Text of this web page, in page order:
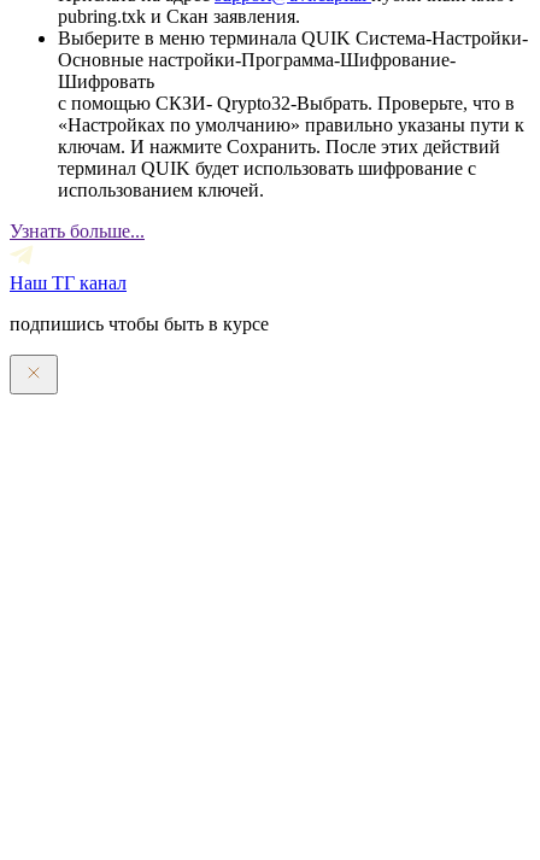
pubring.txk и Скан заявления.
Выберите в меню терминала QUIK Система-Настройки-
Основные настройки-Программа-Шифрование-
Шифровать
с помощью СКЗИ- Qrypto32-Выбрать. Проверьте, что в
«Настройках по умолчанию» правильно указаны пути к
ключам. И нажмите Сохранить. После этих действий
терминал QUIK будет использовать шифрование с
использованием ключей.
Узнать больше...
Наш ТГ канал
подпишись чтобы быть в курсе